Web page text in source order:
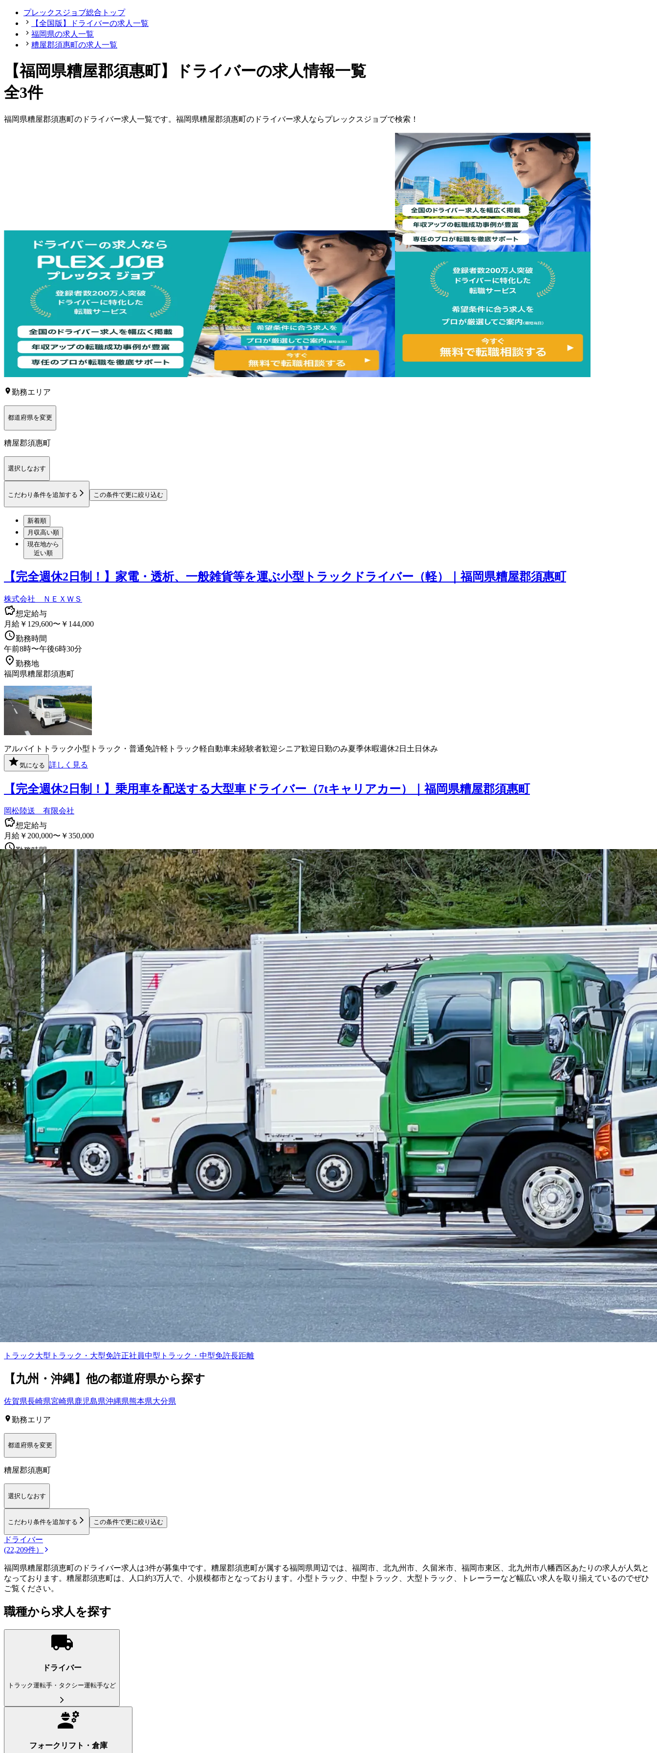
プレックスジョブ総合トップ
【全国版】ドライバーの求人一覧
福岡県の求人一覧
糟屋郡須惠町の求人一覧
【福岡県糟屋郡須惠町】ドライバーの求人情報一覧
全3件
福岡県糟屋郡須惠町の ドライバー求人一覧です。 福岡県糟屋郡須惠町の ドライバー求人ならプレックスジョブで検索！
勤務エリア
都道府県を変更
糟屋郡須惠町
選択しなおす
こだわり条件を追加する この条件で更に絞り込む
新着順
月収高い順
現在地から
近い順
【完全週休2日制！】家電・透析、一般雑貨等を運ぶ小型トラックドライバー（軽）｜福岡県糟屋郡須惠町
株式会社 ＮＥＸＷＳ
想定給与
月給￥129,600〜￥144,000
勤務時間
午前8時〜午後6時30分
勤務地
福岡県糟屋郡須惠町
アルバイト トラック小型トラック・普通免許軽トラック軽自動車未経験者歓迎 シニア歓迎 日勤のみ夏季休暇週休2日 土日休み
気になる 詳しく見る
【完全週休2日制！】乗用車を配送する大型車ドライバー（7tキャリアカー）｜福岡県糟屋郡須惠町
岡松陸送 有限会社
想定給与
月給￥200,000〜￥350,000
勤務時間
午前8時〜午後5時
勤務地
福岡県糟屋郡須惠町
正社員 トラック大型トラック・大型免許未経験者歓迎シニア歓迎 夏季休暇週休2日土日休み
気になる 詳しく見る
【未経験歓迎！】4t、10tトラックドライバー｜福岡県糟屋郡須惠町
ＱＵＩＣＫーＳＹＳＴＥＭ 株式会社
想定給与
月給￥310,000〜￥360,000
勤務時間
午前8時〜午後5時
勤務地
福岡県糟屋郡須惠町
正社員長距離トラック大型トラック・大型免許中型トラック・中型免許4トン 未経験者歓迎シニア歓迎 日勤のみ 夏季休暇週休2日
気になる 詳しく見る
内の市区町村の ドライバー 求人を探す
北九州市門司区 北九州市若松区 北九州市戸畑区 北九州市小倉北区 北九州市小倉南区 北九州市八幡東区北九州市八幡西区福岡市東区福岡市博多区福岡市中央区福岡市南区福岡市西区福岡市
城南区 福岡市早良区 大牟田市 久留米市直方市 飯塚市 田川市 柳川市 八女市筑後市大川市 行橋市中間市 筑紫野市 春日市 大野城市宗像市 太宰府市古賀市福津市うきは市宮若市嘉麻市朝倉市みや
糟屋郡宇美町 糟屋郡篠栗町 糟屋郡志免町 糟屋郡須惠町 糟屋郡新宮町糟屋郡久山町 糟屋郡粕屋町 遠賀郡芦屋町遠賀郡水巻町 遠賀郡岡垣町遠賀郡遠賀町嘉穂郡桂川町朝倉
郡筑前町
三井郡大刀洗町 三潴郡大木町 八女郡広川町 田川郡香春町 田川郡福智町 京都郡苅田町京都郡みやこ町 築上郡上毛町
福岡県糟屋郡須惠町 の人気条件から探す
トラック大型トラック・大型免許正社員中型トラック・中型免許長距離
【九州・沖縄】他の都道府県から探す
佐賀県長崎県宮崎県鹿児島県沖縄県熊本県大分県
勤務エリア
都道府県を変更
糟屋郡須惠町
選択しなおす
こだわり条件を追加する この条件で更に絞り込む
ドライバー
(22,209件）
福岡県糟屋郡須恵町のドライバー求人は3件が募集中です。糟屋郡須恵町が属する福岡県周辺では、福岡市、北九州市、久留米市、福岡市東区、北九州市八幡西区あたりの求人が人気と
なっております。糟屋郡須恵町は、人口約3万人で、小規模都市となっております。小型トラック、中型トラック、大型トラック、トレーラーなど幅広い求人を取り揃えているのでぜひ
ご覧ください。
職種から求人を探す
ドライバー
トラック運転手・タクシー運転手など
フォークリフト・倉庫